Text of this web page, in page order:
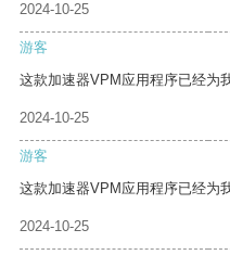
2024-10-25
游客
这款加速器VPM应用程序已经为
2024-10-25
游客
这款加速器VPM应用程序已经为
2024-10-25